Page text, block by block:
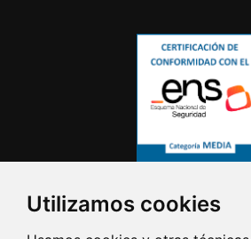
Utilizamos cookies